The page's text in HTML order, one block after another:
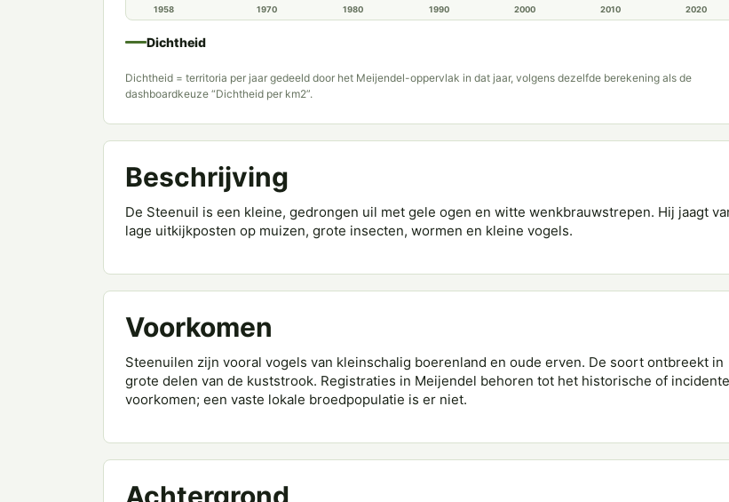
1958 1970 1980 1990 2000 2010 2020
Dichtheid
Dichtheid = territoria per jaar gedeeld door het Meijendel-oppervlak in dat jaar, volgens dezelfde berekening als de
dashboardkeuze “Dichtheid per km2”.
Beschrijving
De Steenuil is een kleine, gedrongen uil met gele ogen en witte wenkbrauwstrepen. Hij jaagt
lage uitkijkposten op muizen, grote insecten, wormen en kleine vogels.
Voorkomen
Steenuilen zijn vooral vogels van kleinschalig boerenland en oude erven. De soort ontbreekt in
grote delen van de kuststrook. Registraties in Meijendel behoren tot het historische of
voorkomen; een vaste lokale broedpopulatie is er niet.